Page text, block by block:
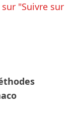
"Suivre sur